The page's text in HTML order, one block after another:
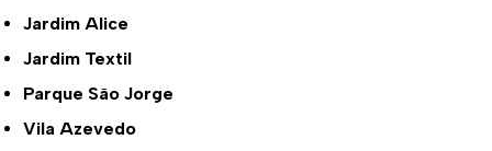
Jardim Alice
Jardim Textil
Parque São Jorge
Vila Azevedo